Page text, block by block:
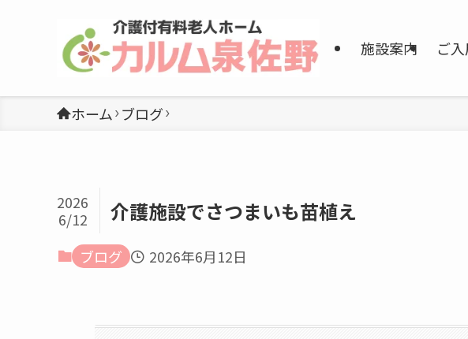
施設案内 ご
ホーム ブログ
介護施設でさつまいも苗植え
2026
6/12
ブログ
2026年6月12日